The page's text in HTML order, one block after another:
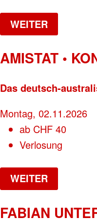
WEITER
AMISTAT •
Das deutsch-
Montag, 02.11.2026
ab CHF 40
Verlosung
WEITER
FABIAN